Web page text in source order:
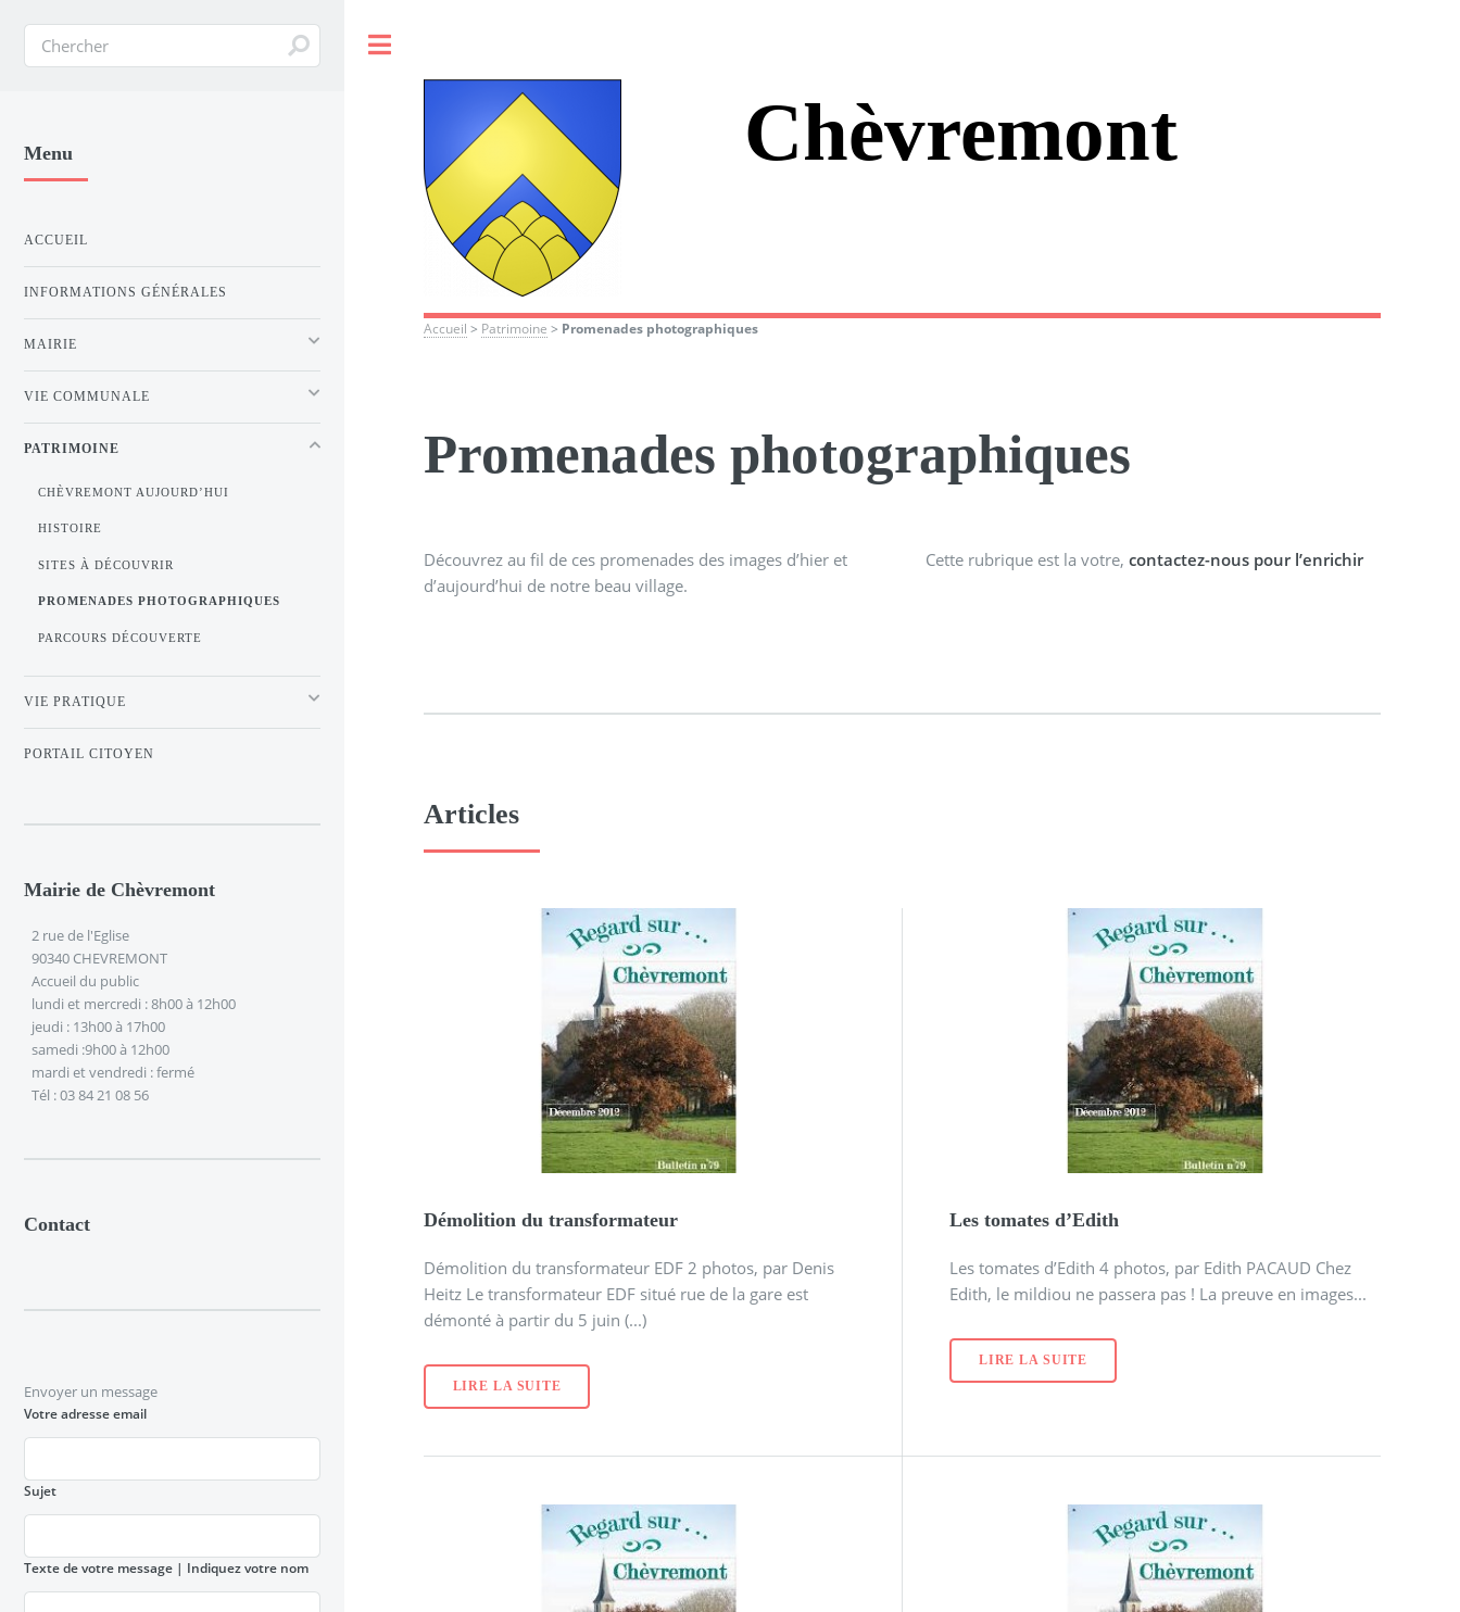
Chèvremont
Accueil > Patrimoine > Promenades photographiques
Promenades photographiques
Découvrez au fil de ces promenades des images d’hier et
d’aujourd’hui de notre beau village.
Cette rubrique est la votre,contactez-nous pour l’enrichir
Articles
Démolition du transformateur
Démolition du transformateur EDF 2 photos, par Denis
Heitz Le transformateur EDF situé rue de la gare est
démonté à partir du 5 juin (...)
LIRE LA SUITE
Les tomates d’Edith
Les tomates d’Edith 4 photos, par Edith PACAUD Chez
Edith, le mildiou ne passera pas ! La preuve en images...
LIRE LA SUITE
Menu
ACCUEIL
INFORMATIONS GÉNÉRALES
MAIRIE
VIE COMMUNALE
PATRIMOINE
CHÈVREMONT AUJOURD’HUI
HISTOIRE
SITES À DÉCOUVRIR
PROMENADES PHOTOGRAPHIQUES
PARCOURS DÉCOUVERTE
VIE PRATIQUE
PORTAIL CITOYEN
Mairie de Chèvremont
2 rue de l'Eglise
90340 CHEVREMONT
Accueil du public
lundi et mercredi : 8h00 à 12h00
jeudi : 13h00 à 17h00
samedi :9h00 à 12h00
mardi et vendredi : fermé
Tél : 03 84 21 08 56
Contact
Envoyer un message
Votre adresse email
Sujet
Texte de votre message | Indiquez votre nom